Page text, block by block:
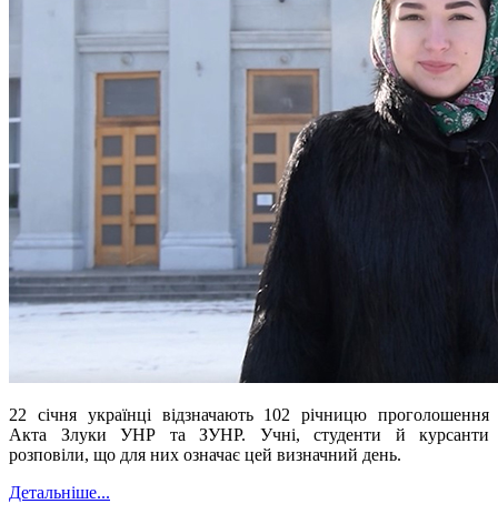
22 січня українці відзначають 102 річницю проголошення
Акта Злуки УНР та ЗУНР. Учні, студенти й курсанти
розповіли, що для них означає цей визначний день.
Детальніше...